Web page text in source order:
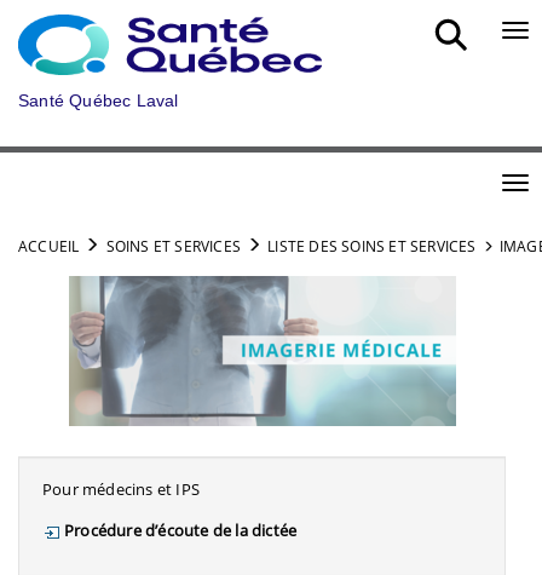
Aller au menu principal
Santé Québec Laval
ACCUEIL SOINS ET SERVICES LISTE DES SOINS ET SERVICES
Pour médecins et IPS
Procédure d’écoute de la dictée